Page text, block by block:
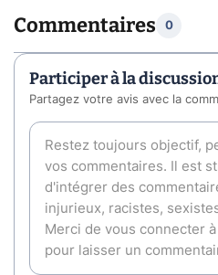
Commentaires 0
Participer à la
Partagez votre avis avec la